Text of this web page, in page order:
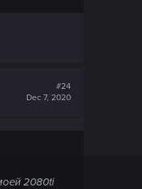
#24
Dec 7, 2020
2080ti